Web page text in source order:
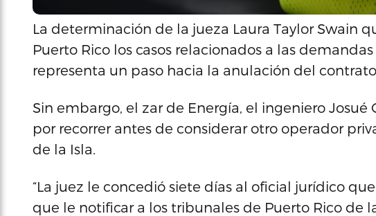
La determinación de la jueza Laura Taylor Swain
Puerto Rico los casos relacionados a las
representa un paso hacia la anulación del contrato
Sin embargo, el zar de Energía, el ingeniero
por recorrer antes de considerar otro operador
de la Isla.
“La juez le concedió siete días al oficial jurídico
que le notificar a los tribunales de Puerto Rico de